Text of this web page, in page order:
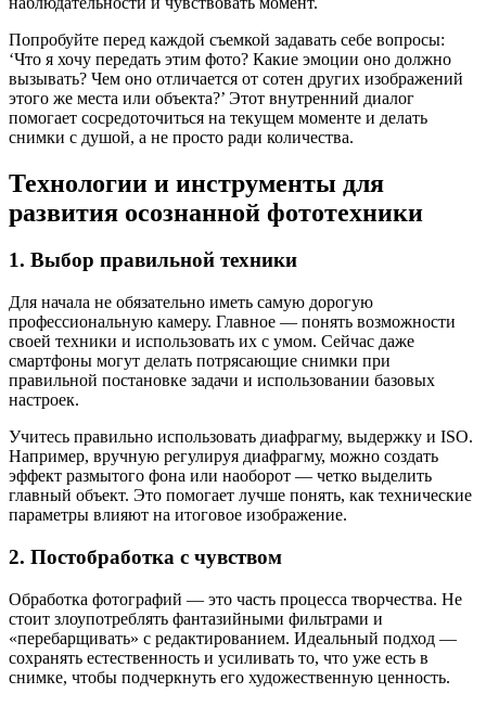
Попробуйте перед каждой съемкой задавать себе вопросы:
‘Что я хочу передать этим фото? Какие эмоции оно должно
вызывать? Чем оно отличается от сотен других изображений
этого же места или объекта?’ Этот внутренний диалог
помогает сосредоточиться на текущем моменте и делать
снимки с душой, а не просто ради количества.
Технологии и инструменты для
развития осознанной фототехники
1. Выбор правильной техники
Для начала не обязательно иметь самую дорогую
профессиональную камеру. Главное — понять возможности
своей техники и использовать их с умом. Сейчас даже
смартфоны могут делать потрясающие снимки при
правильной постановке задачи и использовании базовых
настроек.
Учитесь правильно использовать диафрагму, выдержку и ISO.
Например, вручную регулируя диафрагму, можно создать
эффект размытого фона или наоборот — четко выделить
главный объект. Это помогает лучше понять, как технические
параметры влияют на итоговое изображение.
2. Постобработка с чувством
Обработка фотографий — это часть процесса творчества. Не
стоит злоупотреблять фантазийными фильтрами и
«перебарщивать» с редактированием. Идеальный подход —
сохранять естественность и усиливать то, что уже есть в
снимке, чтобы подчеркнуть его художественную ценность.